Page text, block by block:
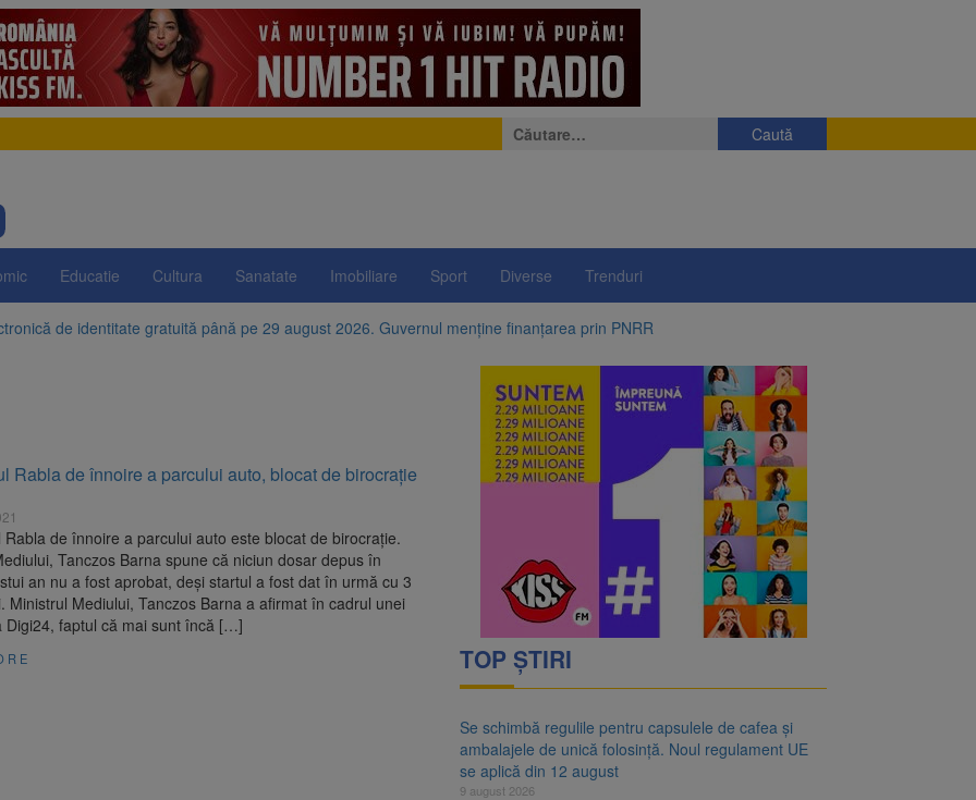
Caută
după:
Educatie Cultura Sanatate Imobiliare Sport Diverse Trenduri
de identitate gratuită până pe 29 august 2026. Guvernul menține finanțarea prin PNRR
istorice din Șcheii Brașovului vor fi restaurate. Contractul de finanțare a fost semnat
ani, a doborât propriul record mondial. Betty Bromage a zburat din nou pe aripa unui avion
examenul de medic specialist. Subiecte unice în toată țara, aceeași oră și același barem
regulile pentru capsulele de cafea și ambalajele de unică folosință. Noul regulament UE se
Rabla de înnoire a parcului auto, blocat de birocrație
Rabla de înnoire a parcului auto este blocat de birocrație.
Tanczos Barna spune că niciun dosar depus în
an nu a fost aprobat, deși startul a fost dat în urmă cu 3
Ministrul Mediului, Tanczos Barna a afirmat în cadrul unei
Digi24, faptul că mai sunt încă […]
TOP ȘTIRI
Se schimbă regulile pentru capsulele de cafea și
ambalajele de unică folosință. Noul regulament UE
se aplică din 12 august
9 august 2026